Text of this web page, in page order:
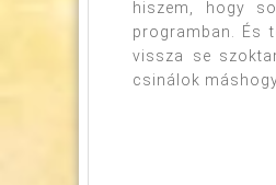
hiszem, hogy
programban. És
vissza se
csinálok